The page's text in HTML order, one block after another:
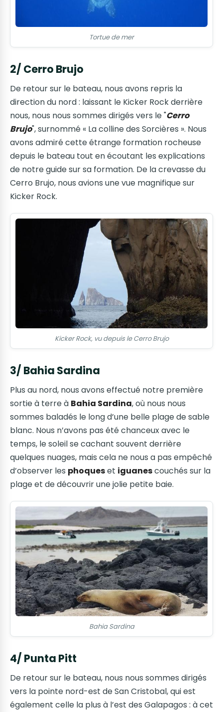
Tortue de mer
2/ Cerro Brujo
De retour sur le bateau, nous avons repris la
direction du nord : laissant le Kicker Rock derrière
nous, nous nous sommes dirigés vers le "Cerro
Brujo", surnommé « La colline des Sorcières ». Nous
avons admiré cette étrange formation rocheuse
depuis le bateau tout en écoutant les explications
de notre guide sur sa formation. De la crevasse du
Cerro Brujo, nous avions une vue magnifique sur
Kicker Rock.
Kicker Rock, vu depuis le Cerro Brujo
3/ Bahia Sardina
Plus au nord, nous avons effectué notre première
sortie à terre à Bahia Sardina, où nous nous
sommes baladés le long d’une belle plage de sable
blanc. Nous n’avons pas été chanceux avec le
temps, le soleil se cachant souvent derrière
quelques nuages, mais cela ne nous a pas empêché
d’observer les phoqueset iguanescouchés sur la
plage et de découvrir une jolie petite baie.
Bahia Sardina
4/ Punta Pitt
De retour sur le bateau, nous nous sommes dirigés
vers la pointe nord-est de San Cristobal, qui est
également celle la plus à l’est des Galapagos : à cet